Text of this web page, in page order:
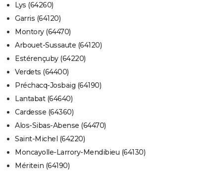
Lys (64260)
Garris (64120)
Montory (64470)
Arbouet-Sussaute (64120)
Estérençuby (64220)
Verdets (64400)
Préchacq-Josbaig (64190)
Lantabat (64640)
Cardesse (64360)
Alos-Sibas-Abense (64470)
Saint-Michel (64220)
Moncayolle-Larrory-Mendibieu (64130)
Méritein (64190)